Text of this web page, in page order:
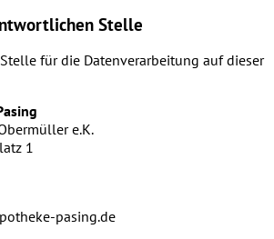
Stelle
für die Datenverarbeitung auf dieser
e.K.
1
pasing.de